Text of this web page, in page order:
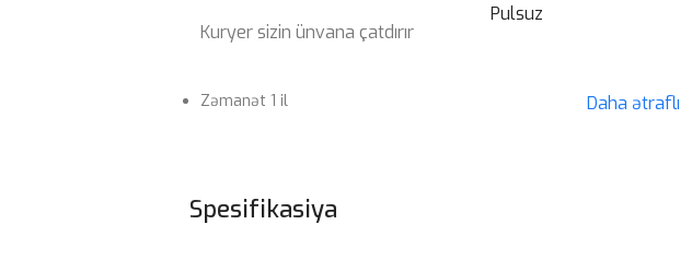
Kuryer sizin ünvana çatdırır
Pulsuz
Zəmanət 1 il Daha ətraflı
Spesifikasiya